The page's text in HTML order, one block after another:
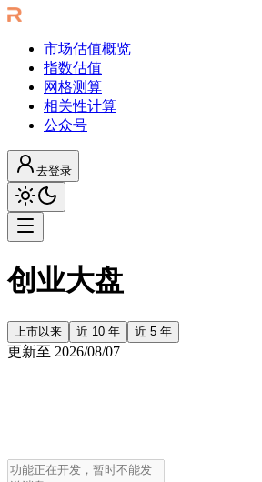
市场估值概览
指数估值
网格测算
相关性计算
公众号
去登录
创业大盘
上市以来 近 10 年 近 5 年
更新至 2026/08/07